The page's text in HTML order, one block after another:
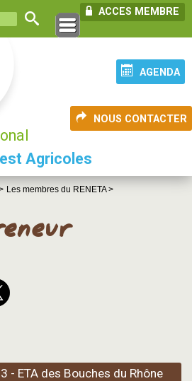
ACCES MEMBRE
AGENDA
NOUS CONTACTER
Agricoles
Les membres du RENETA >
- ETA des Bouches du Rhône